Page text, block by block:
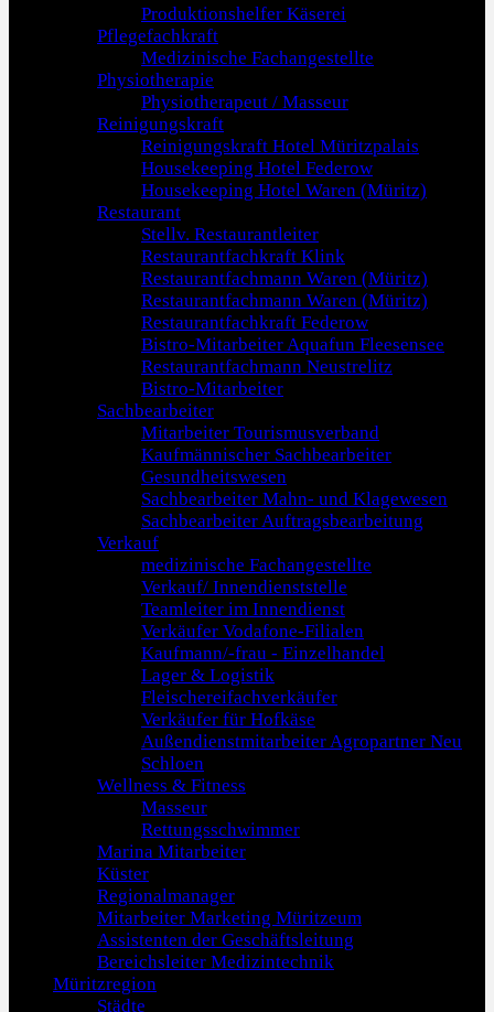
Produktionshelfer Käserei
Pflegefachkraft
Medizinische Fachangestellte
Physiotherapie
Physiotherapeut / Masseur
Reinigungskraft
Reinigungskraft Hotel Müritzpalais
Housekeeping Hotel Federow
Housekeeping Hotel Waren (Müritz)
Restaurant
Stellv. Restaurantleiter
Restaurantfachkraft Klink
Restaurantfachmann Waren (Müritz)
Restaurantfachmann Waren (Müritz)
Restaurantfachkraft Federow
Bistro-Mitarbeiter Aquafun Fleesensee
Restaurantfachmann Neustrelitz
Bistro-Mitarbeiter
Sachbearbeiter
Mitarbeiter Tourismusverband
Kaufmännischer Sachbearbeiter
Gesundheitswesen
Sachbearbeiter Mahn- und Klagewesen
Sachbearbeiter Auftragsbearbeitung
Verkauf
medizinische Fachangestellte
Verkauf/ Innendienststelle
Teamleiter im Innendienst
Verkäufer Vodafone-Filialen
Kaufmann/-frau - Einzelhandel
Lager & Logistik
Fleischereifachverkäufer
Verkäufer für Hofkäse
Außendienstmitarbeiter Agropartner Neu
Schloen
Wellness & Fitness
Masseur
Rettungsschwimmer
Marina Mitarbeiter
Küster
Regionalmanager
Mitarbeiter Marketing Müritzeum
Assistenten der Geschäftsleitung
Bereichsleiter Medizintechnik
Müritzregion
Städte